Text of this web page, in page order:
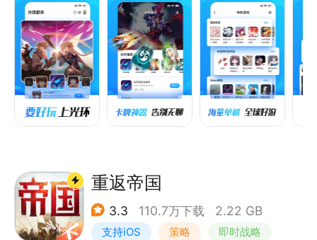
产品特点：
1.手机游戏玩家爱好者们的贴心助手！
2.游戏开发者、玩家分享生态，全球好游一网打尽！
3.深耕游戏问答，海量游戏大V在线答疑，游戏无难
题！
4.游戏视频广场，更高效的游戏资讯获取，好不好玩看
重返帝国
3.3 110.7万下载 2.22 GB
支持iOS 策略 即时战略